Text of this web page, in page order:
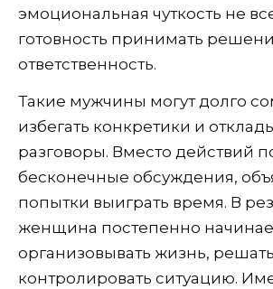
эмоциональная чуткость не
готовность принимать
ответственность.
Такие мужчины могут долго
избегать конкретики и
разговоры. Вместо действий
бесконечные обсуждения,
попытки выиграть время. В
женщина постепенно
организовывать жизнь,
контролировать ситуацию.